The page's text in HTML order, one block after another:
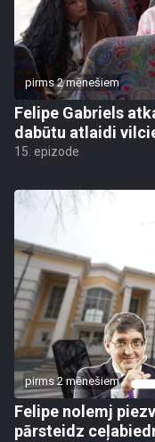
pirms 2 mēnešiem
Felipe Gabriels
dabūtu atlaidi
15. epizode
pirms 2 mēnešiem
Felipe nolemj
pārsteidz